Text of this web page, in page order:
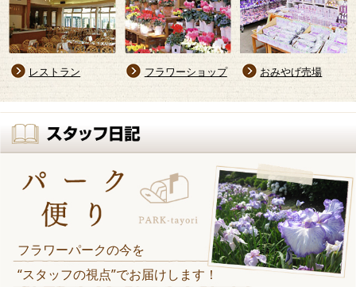
レストラン フラワーショップ おみやげ売場
フラワーパークの今を
“スタッフの視点”でお届けします！